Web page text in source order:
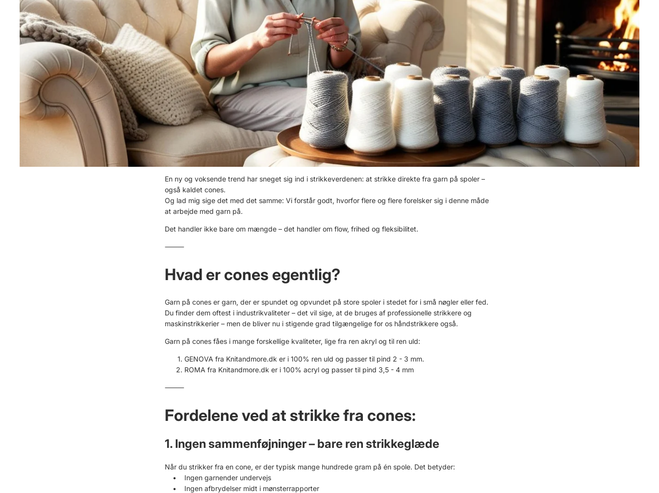
En ny og voksende trend har sneget sig ind i strikkeverdenen: at strikke direkte fra garn på spoler –
også kaldet cones.
Og lad mig sige det med det samme: Vi forstår godt, hvorfor flere og flere forelsker sig i denne måde
at arbejde med garn på.
Det handler ikke bare om mængde – det handler om flow, frihed og fleksibilitet.
⸻
Hvad er cones egentlig?
Garn på cones er garn, der er spundet og opvundet på store spoler i stedet for i små nøgler eller fed.
Du finder dem oftest i industrikvaliteter – det vil sige, at de bruges af professionelle strikkere og
maskinstrikkerier – men de bliver nu i stigende grad tilgængelige for os håndstrikkere også.
Garn på cones fåes i mange forskellige kvaliteter, lige fra ren akryl og til ren uld:
GENOVA fra Knitandmore.dk er i 100% ren uld og passer til pind 2 - 3 mm.
ROMA fra Knitandmore.dk er i 100% acryl og passer til pind 3,5 - 4 mm
⸻
Fordelene ved at strikke fra cones:
1. Ingen sammenføjninger – bare ren strikkeglæde
Når du strikker fra en cone, er der typisk mange hundrede gram på én spole. Det betyder:
• Ingen garnender undervejs
• Ingen afbrydelser midt i mønsterrapporter